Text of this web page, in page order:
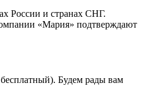
России и странах СНГ.
«Мария» подтверждают
Будем рады вам